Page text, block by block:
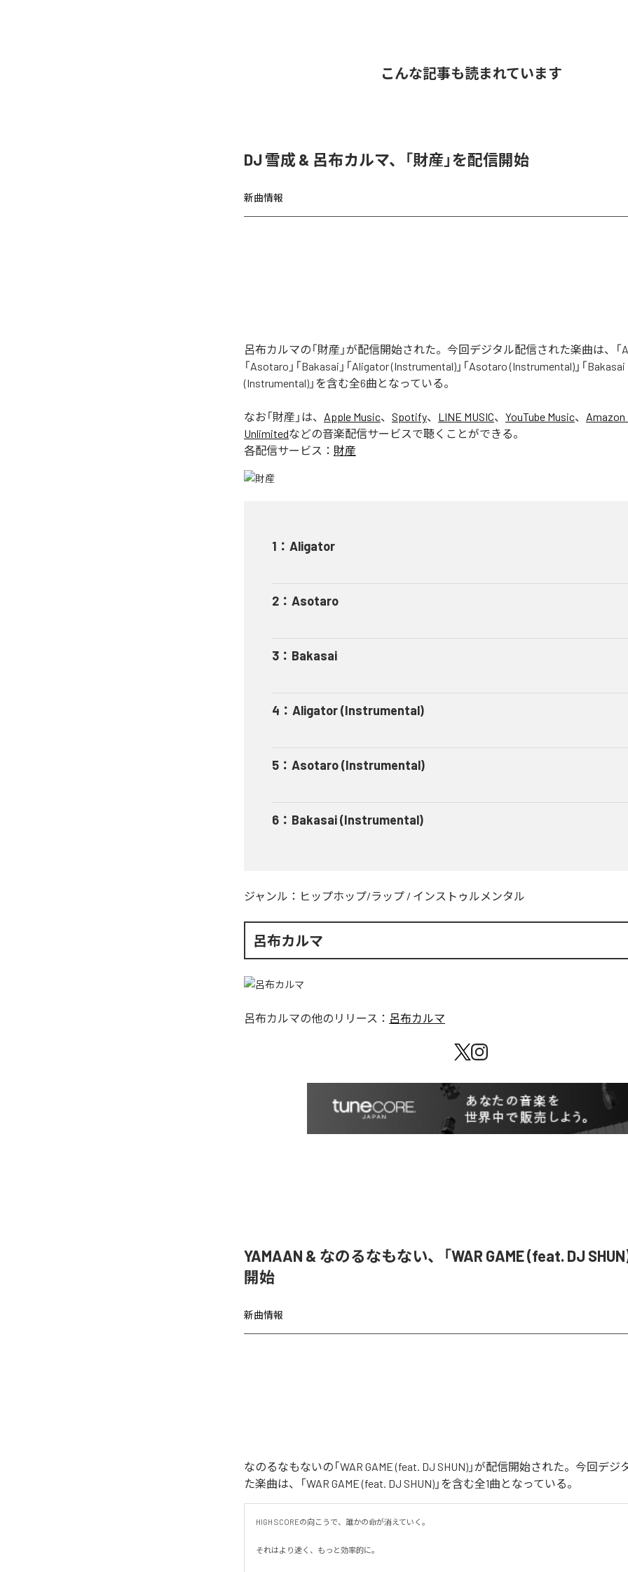
こんな記事も読まれています
DJ 雪成 & 呂布カルマ、「財産」を配信開始
新曲情報
呂布カルマの「財産」が配信開始された。今回デジタル配信された楽曲は、「
「Asotaro」「Bakasai」「Aligator (Instrumental)」「Asotaro (Instrumental)」「Bakasai
(Instrumental)」を含む全6曲となっている。
なお「財産 」は、 Apple Music、 Spotify、 LINE MUSIC、 YouTube Music、 Amazon
Unlimitedなどの音楽配信サービスで聴くことができる。
各配信サービス： 財産
1 ： Aligator
2 ： Asotaro
3 ： Bakasai
4 ： Aligator (Instrumental)
5 ： Asotaro (Instrumental)
6 ： Bakasai (Instrumental)
ジャンル： ヒップホップ/ラップ / インストゥルメンタル
呂布カルマ
呂布カルマの他のリリース： 呂布カルマ
YAMAAN & なのるなもない、「WAR GAME (feat. DJ
開始
新曲情報
なのるなもないの「WAR GAME (feat. DJ SHUN)」が配信開始された。今回デジ
た楽曲は、「WAR GAME (feat. DJ SHUN)」を含む全1曲となっている。
HIGH SCOREの向こうで、誰かの命が消えていく。
それはより速く、もっと効率的に。